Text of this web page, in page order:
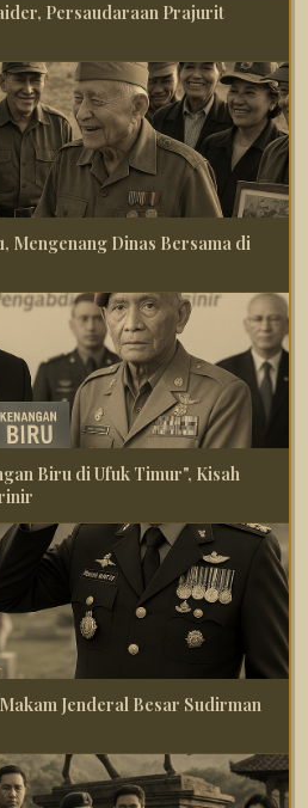
Persaudaraan Prajurit
Mengenang Dinas Bersama di
Biru di Ufuk Timur", Kisah
Jenderal Besar Sudirman